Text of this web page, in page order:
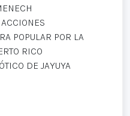
POPULAR POR LA
RICO
DE JAYUYA